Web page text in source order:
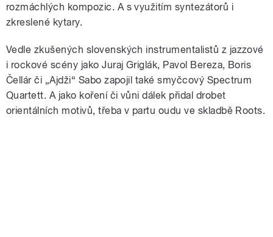
rozmáchlých kompozic. A s využitím syntezátorů i
zkreslené kytary.
Vedle zkušených slovenských instrumentalistů z jazzové
i rockové scény jako Juraj Griglák, Pavol Bereza, Boris
Čellár či „Ajdži“ Sabo zapojil také smyčcový Spectrum
Quartett. A jako koření či vůni dálek přidal drobet
orientálních motivů, třeba v partu oudu ve skladbě Roots.